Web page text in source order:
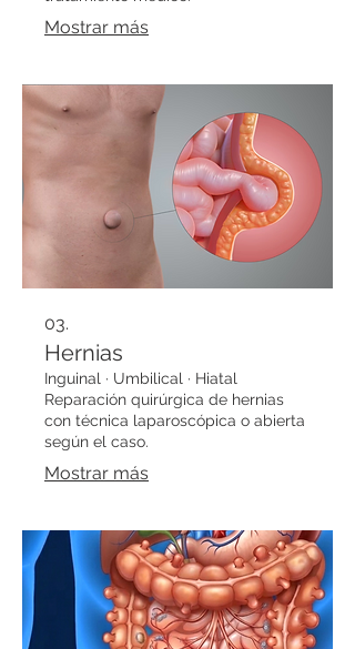
Mostrar más
03.
Hernias
Inguinal · Umbilical · Hiatal
Reparación quirúrgica de hernias
con técnica laparoscópica o abierta
según el caso.
Mostrar más